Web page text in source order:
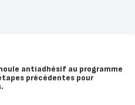
antiadhésif au programme
précédentes pour